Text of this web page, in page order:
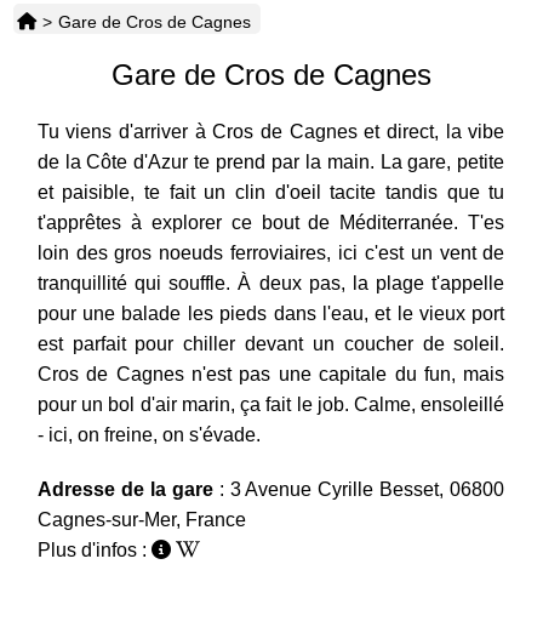
> Gare de Cros de Cagnes
Gare de Cros de Cagnes
Tu viens d'arriver à Cros de Cagnes et direct, la vibe
de la Côte d'Azur te prend par la main. La gare, petite
et paisible, te fait un clin d'oeil tacite tandis que tu
t'apprêtes à explorer ce bout de Méditerranée. T'es
loin des gros noeuds ferroviaires, ici c'est un vent de
tranquillité qui souffle. À deux pas, la plage t'appelle
pour une balade les pieds dans l'eau, et le vieux port
est parfait pour chiller devant un coucher de soleil.
Cros de Cagnes n'est pas une capitale du fun, mais
pour un bol d'air marin, ça fait le job. Calme, ensoleillé
- ici, on freine, on s'évade.
Adresse de la gare : 3 Avenue Cyrille Besset, 06800
Cagnes-sur-Mer, France
Plus d'infos :